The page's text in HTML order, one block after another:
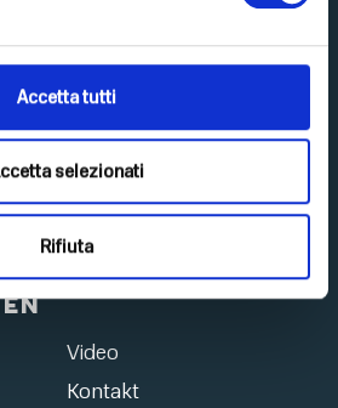
Accetta tutti
selezionati
Rifiuta
Life
Nahrungsergänzungsmittel
E-Book
Meisterklasse
Laden
Video
Kontakt